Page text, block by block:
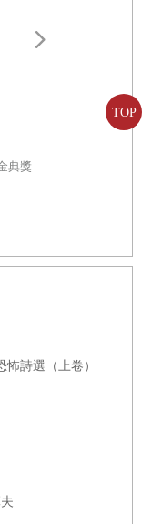
TOP
們有那個某某祭典
上面這種情況，姑
念確實優雅，但要
命經驗自身吧！所
的否認。
史時我還是個菜
死物，而是生命在
事物。當年佐藤春
法評斷，更無法代
故鄉，是以當我身
典獎
從「想討所
年人們的
詩選（上卷）